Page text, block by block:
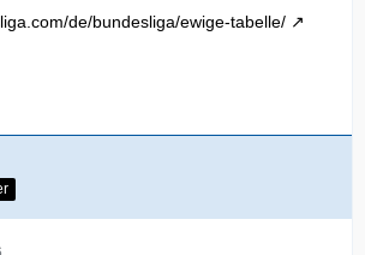
de/bundesliga/ewige-tabelle/